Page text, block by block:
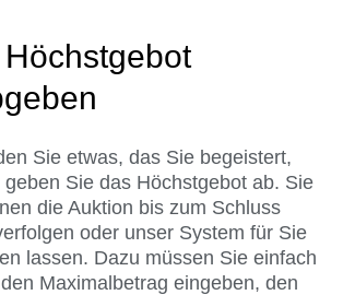
Höchstgebot
Sie etwas, das Sie begeistert,
geben Sie das Höchstgebot ab. Sie
die Auktion bis zum Schluss
oder unser System für Sie
lassen. Dazu müssen Sie einfach
Maximalbetrag eingeben, den